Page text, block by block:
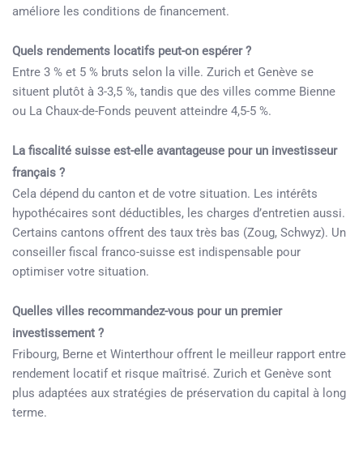
améliore les conditions de financement.
Quels rendements locatifs peut-on espérer ?
Entre 3 % et 5 % bruts selon la ville. Zurich et Genève se
situent plutôt à 3-3,5 %, tandis que des villes comme Bienne
ou La Chaux-de-Fonds peuvent atteindre 4,5-5 %.
La fiscalité suisse est-elle avantageuse pour un investisseur
français ?
Cela dépend du canton et de votre situation. Les intérêts
hypothécaires sont déductibles, les charges d’entretien aussi.
Certains cantons offrent des taux très bas (Zoug, Schwyz). Un
conseiller fiscal franco-suisse est indispensable pour
optimiser votre situation.
Quelles villes recommandez-vous pour un premier
investissement ?
Fribourg, Berne et Winterthour offrent le meilleur rapport entre
rendement locatif et risque maîtrisé. Zurich et Genève sont
plus adaptées aux stratégies de préservation du capital à long
terme.